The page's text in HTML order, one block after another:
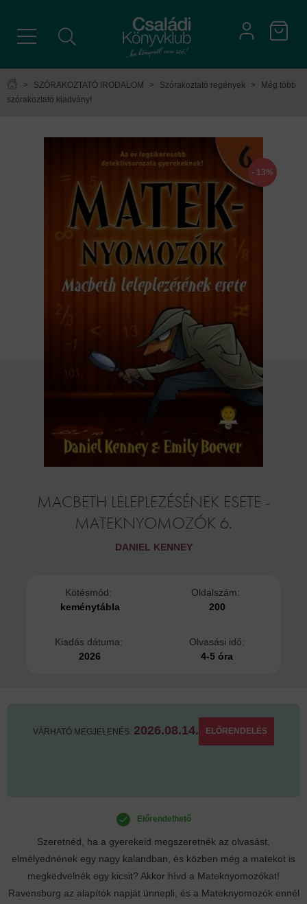
> SZÓRAKOZTATÓ IRODALOM > Szórakoztató regények >
Még több
szórakoztató kiadvány!
- 13%
MACBETH LELEPLEZÉSÉNEK ESETE -
MATEKNYOMOZÓK 6.
DANIEL KENNEY
Kötésmód:
keménytábla
Oldalszám:
200
Kiadás dátuma:
2026
Olvasási idő:
4-5 óra
Szeretnéd, ha a gyerekeid megszeretnék az olvasást,
elmélyednének egy nagy kalandban, és közben még a matekot is
megkedvelnék egy kicsit? Akkor hívd a Mateknyomozókat!
Ravensburg az alapítók napját ünnepli, és a Mateknyomozók ennél
Előrendelhető
VÁRHATÓ MEGJELENÉS: 2026.08.14. ELŐRENDELÉS